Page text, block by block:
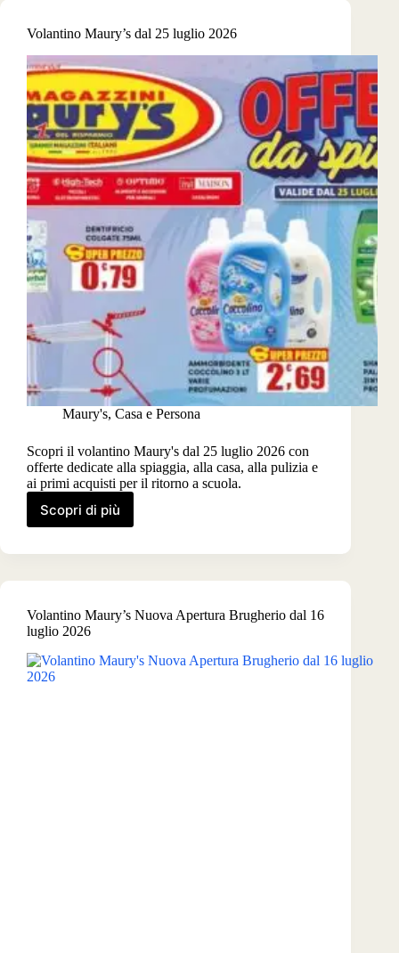
Volantino Maury’s dal 25 luglio 2026
Maury's, Casa e Persona
Scopri il volantino Maury's dal 25 luglio 2026 con
offerte dedicate alla spiaggia, alla casa, alla pulizia e
ai primi acquisti per il ritorno a scuola.
Scopri di più
Volantino
dal
luglio
Volantino Maury’s Nuova Apertura Brugherio dal 16
luglio 2026